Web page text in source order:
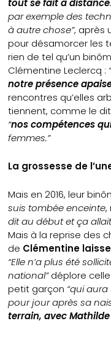
tout se fait à distance
par exemple des
à autre chose”, après
pour désamorcer les
rien de tel qu’un
Clémentine Leclercq :
notre présence
rencontres qu’elles
tiennent, comme le
“nos compétences
femmes.”
La grossesse de
Mais en 2016, leur
suis tombée enceinte,
dit au début et ça
Mais à la reprise des
de Clémentine
“Elle n’a plus été
national”déplore celle
petit garçon “qui
pour jour après sa
terrain, avec